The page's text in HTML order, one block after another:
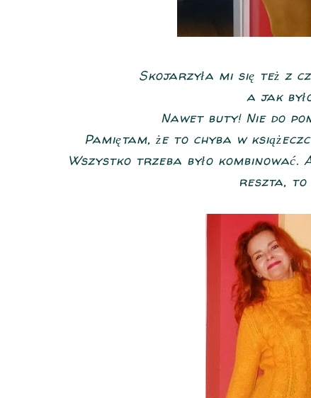
Skojarzyła mi się też z
a jak
Nawet buty! Nie do
Pamiętam, że to chyba w
Wszystko trzeba było
reszta, to